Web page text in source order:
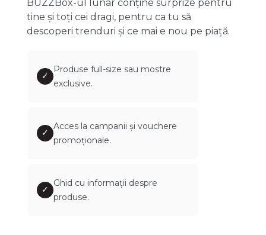
BUZZBox-ul lunar conține surprize pentru
tine și toți cei dragi, pentru ca tu să
descoperi trenduri și ce mai e nou pe piață.
✓
Produse full-size sau mostre
exclusive.
✓
Acces la campanii și vouchere
promoționale.
✓
Ghid cu informații despre
produse.